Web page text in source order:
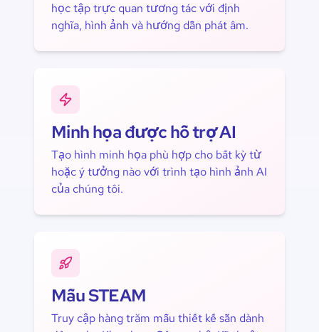
học tập trực quan tương tác với định
nghĩa, hình ảnh và hướng dẫn phát âm.
Minh họa được hỗ trợ AI
Tạo hình minh họa phù hợp cho bất kỳ từ
hoặc ý tưởng nào với trình tạo hình ảnh AI
của chúng tôi.
Mẫu STEAM
Truy cập hàng trăm mẫu thiết kế sẵn dành